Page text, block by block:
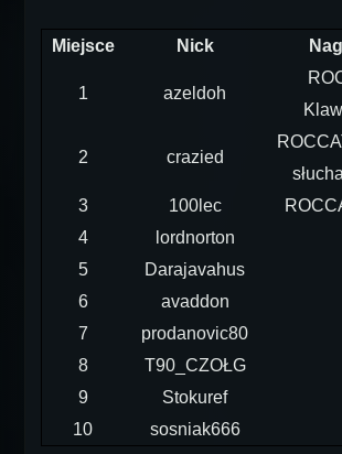
Miejsce Nick
1 azeldoh
2 crazied
3
100lec
4
lordnorton
5
Darajavahus
6
avaddon
7
prodanovic80
8
T90_CZOŁG
9
Stokuref
10
sosniak666